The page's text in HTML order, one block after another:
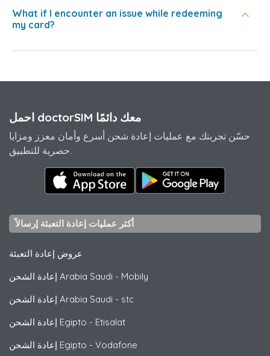
What if I encounter an issue while redeeming
my card?
احمل doctorSIM معك دائمًا
حسّن تجربتك مع عمليات إعادة شحن أسرع وأمان معزز ومزايا
حصرية للتطبيق.
أكثر عمليات إعادة التعبئة إرسالاً
عروض إعادة التعبئة
إعادة الشحن Arabia Saudi - Mobily
إعادة الشحن Arabia Saudi - stc
إعادة الشحن Egipto - Etisalat
إعادة الشحن Egipto - Vodafone